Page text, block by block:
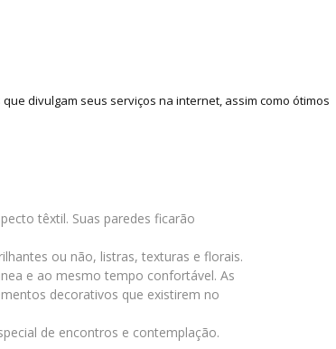
divulgam seus serviços na internet, assim como ótimos
têxtil. Suas paredes ficarão
ou não, listras, texturas e florais.
e ao mesmo tempo confortável. As
decorativos que existirem no
de encontros e contemplação.